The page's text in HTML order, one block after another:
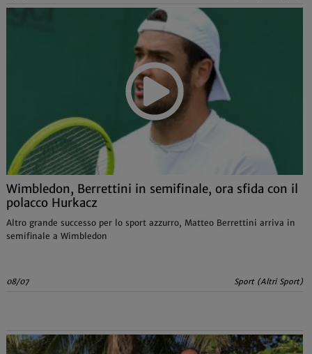
Wimbledon, Berrettini in semifinale, ora sfida con il
polacco Hurkacz
Altro grande successo per lo sport azzurro, Matteo Berrettini arriva in
semifinale a Wimbledon
08/07 Sport (Altri Sport)